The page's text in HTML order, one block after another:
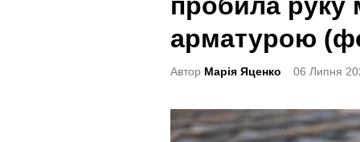
e
d
i
арматурою
Автор Марія Яценко 06 Липня